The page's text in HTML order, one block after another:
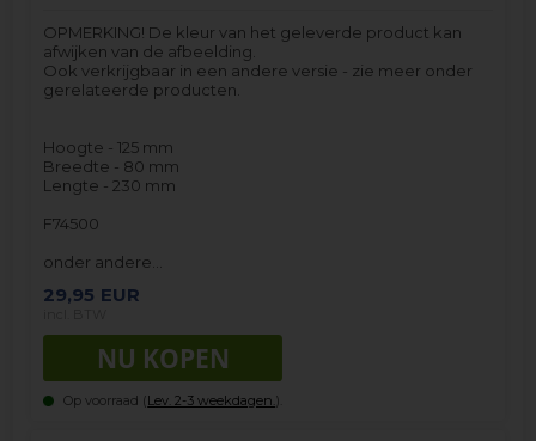
OPMERKING! De kleur van het geleverde product kan
afwijken van de afbeelding.
Ook verkrijgbaar in een andere versie - zie meer onder
gerelateerde producten.
Hoogte - 125 mm
Breedte - 80 mm
Lengte - 230 mm
F74500
onder andere…
29,95 EUR
Op voorraad (Lev. 2-3 weekdagen. ).